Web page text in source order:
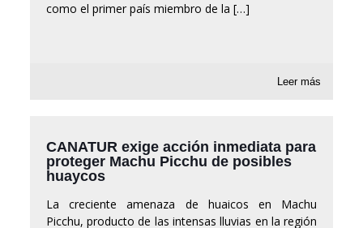
como el primer país miembro de la […]
Leer más
CANATUR exige acción inmediata para
proteger Machu Picchu de posibles
huaycos
La creciente amenaza de huaicos en Machu
Picchu, producto de las intensas lluvias en la región